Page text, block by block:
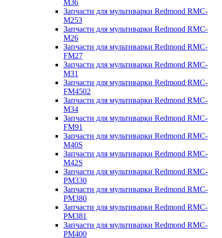
M36
Запчасти для мультиварки Redmond RMC-
M253
Запчасти для мультиварки Redmond RMC-
M26
Запчасти для мультиварки Redmond RMC-
FM27
Запчасти для мультиварки Redmond RMC-
M31
Запчасти для мультиварки Redmond RMC-
FM4502
Запчасти для мультиварки Redmond RMC-
M34
Запчасти для мультиварки Redmond RMC-
FM91
Запчасти для мультиварки Redmond RMC-
M40S
Запчасти для мультиварки Redmond RMC-
M42S
Запчасти для мультиварки Redmond RMC-
PM330
Запчасти для мультиварки Redmond RMC-
PM380
Запчасти для мультиварки Redmond RMC-
PM381
Запчасти для мультиварки Redmond RMC-
PM400